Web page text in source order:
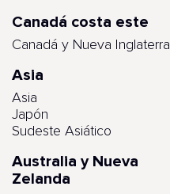
Canadá costa este
Canadá y Nueva Inglaterra
Asia
Asia
Japón
Sudeste Asiático
Australia y Nueva
Zelanda